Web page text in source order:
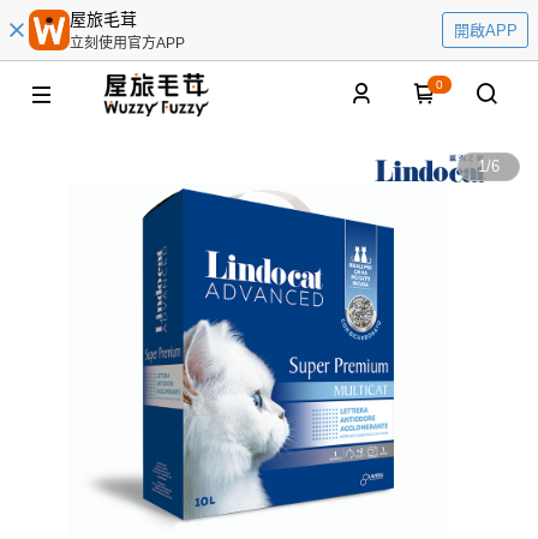
屋旅毛茸
立刻使用官方APP
開啟APP
0
1/6